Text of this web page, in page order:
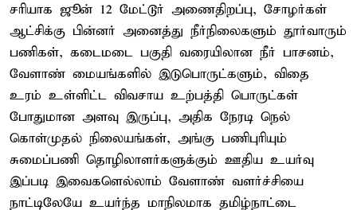
சரியாக ஜூன் 12 மேட்டூர் அணைதிறப்பு, சோழர்கள்
ஆட்சிக்கு பின்னர் அனைத்து நீர்நிலைகளும் தூர்வாரும்
பணிகள், கடைமடை பகுதி வரையிலான நீர் பாசனம்,
வேளாண் மையங்களில் இடுபொருட்களும், விதை
உரம் உள்ளிட்ட விவசாய உற்பத்தி பொருட்கள்
போதுமான அளவு இருப்பு, அதிக நேரடி நெல்
கொள்முதல் நிலையங்கள், அங்கு பணிபுரியும்
சுமைப்பணி தொழிலாளர்களுக்கும் ஊதிய உயர்வு
இப்படி இவைகளெல்லாம் வேளாண் வளர்ச்சியை
நாட்டிலேயே உயர்ந்த மாநிலமாக தமிழ்நாட்டை